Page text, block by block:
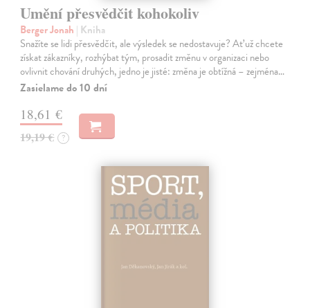
Umění přesvědčit kohokoliv
Berger Jonah | Kniha
Snažíte se lidi přesvědčit, ale výsledek se nedostavuje? Ať už chcete
získat zákazníky, rozhýbat tým, prosadit změnu v organizaci nebo
ovlivnit chování druhých, jedno je jisté: změna je obtížná – zejména…
Zasielame do 10 dní
18,61 €
19,19 € ?